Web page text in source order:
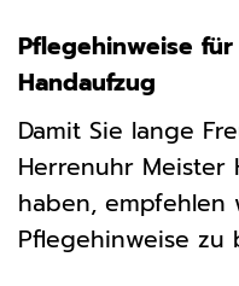
Pflegehinweise
Handaufzug
Damit Sie lange
Herrenuhr Meister
haben,
Pflegehinweise zu